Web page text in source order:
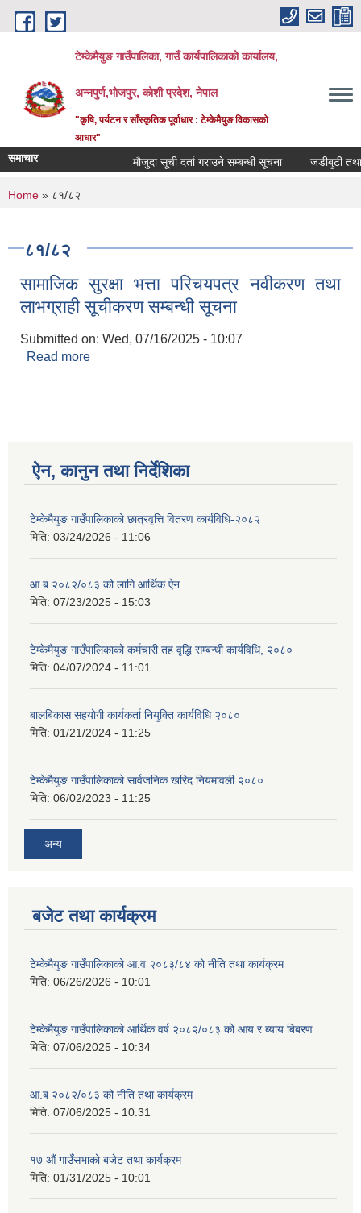
Skip to main content
टेम्केमैयुङ गाउँपालिका, गाउँ कार्यपालिकाको कार्यालय,
अन्नपुर्ण,भोजपुर, कोशी प्रदेश, नेपाल
"कृषि, पर्यटन र साँस्कृतिक पूर्वाधार : टेम्केमैयुङ विकासको
आधार"
समाचार मौजुदा सूची दर्ता गराउने सम्बन्धी सूचना जडीबुटी तथा
You are here
Home » ८१/८२
८१/८२
सामाजिक सुरक्षा भत्ता परिचयपत्र नवीकरण तथा
लाभग्राही सूचीकरण सम्बन्धी सूचना
Submitted on: Wed, 07/16/2025 - 10:07
Read more
ऐन, कानुन तथा निर्देशिका
टेम्केमैयुङ गाउँपालिकाको छात्रवृत्ति वितरण कार्यविधि-२०८२
मिति: 03/24/2026 - 11:06
आ.ब २०८२/०८३ को लागि आर्थिक ऐन
मिति: 07/23/2025 - 15:03
टेम्केमैयुङ गाउँपालिकाको कर्मचारी तह वृद्धि सम्बन्धी कार्यविधि, २०८०
मिति: 04/07/2024 - 11:01
बालबिकास सहयोगी कार्यकर्ता नियुक्ति कार्यविधि २०८०
मिति: 01/21/2024 - 11:25
टेम्केमैयुङ गाउँपालिकाको सार्वजनिक खरिद नियमावली २०८०
मिति: 06/02/2023 - 11:25
अन्य
बजेट तथा कार्यक्रम
टेम्केमैयुङ गाउँपालिकाको आ.व २०८३/८४ को नीति तथा कार्यक्रम
मिति: 06/26/2026 - 10:01
टेम्केमैयुङ गाउँपालिकाको आर्थिक वर्ष २०८२/०८३ को आय र ब्याय बिबरण
मिति: 07/06/2025 - 10:34
आ.ब २०८२/०८३ को नीति तथा कार्यक्रम
मिति: 07/06/2025 - 10:31
१७ औं गाउँसभाको बजेट तथा कार्यक्रम
मिति: 01/31/2025 - 10:01